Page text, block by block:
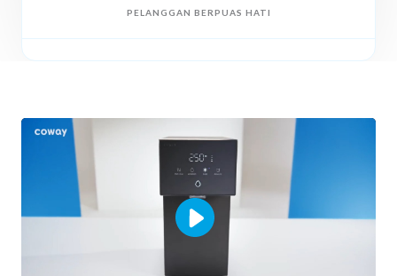
PELANGGAN BERPUAS HATI